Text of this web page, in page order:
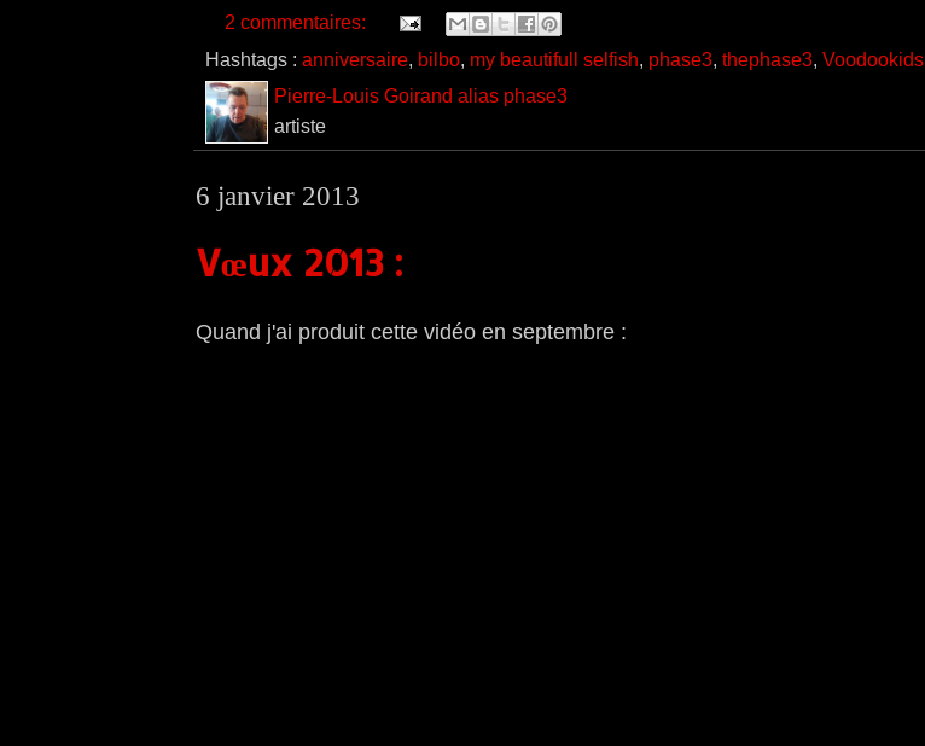
2 commentaires:
Hashtags : anniversaire, bilbo, my beautifull selfish, phase3, thephase3, Voodookids
Pierre-Louis Goirand alias phase3
artiste
6 janvier 2013
Vœux 2013 :
Quand j'ai produit cette vidéo en septembre :